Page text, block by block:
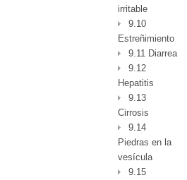
irritable
9.10
Estreñimiento
9.11 Diarrea
9.12
Hepatitis
9.13
Cirrosis
9.14
Piedras en la
vesícula
9.15